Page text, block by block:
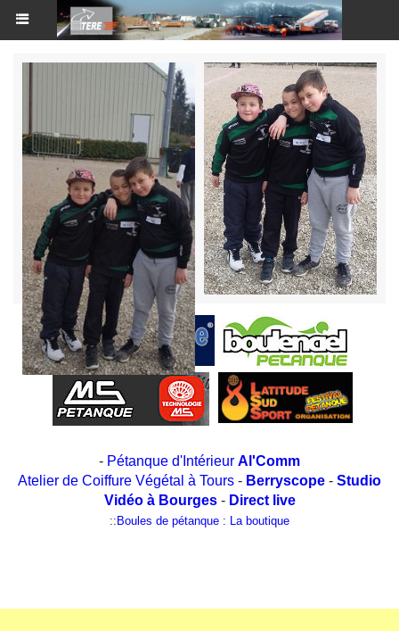
- Pétanque d'Intérieur Al'Comm
Atelier de Coiffure Végétal à Tours - Berryscope - Studio
Vidéo à Bourges- Direct live
:: Boules de pétanque : La boutique